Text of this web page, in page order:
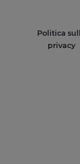
Politica
privacy